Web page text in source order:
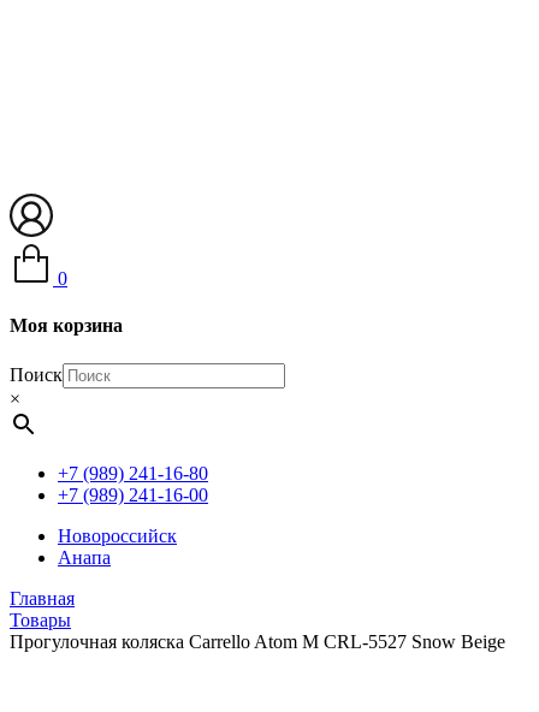
0
Моя корзина
Поиск
×
+7 (989) 241-16-80
+7 (989) 241-16-00
Новороссийск
Анапа
Главная
Товары
Прогулочная коляска Carrello Atom M CRL-5527 Snow Beige